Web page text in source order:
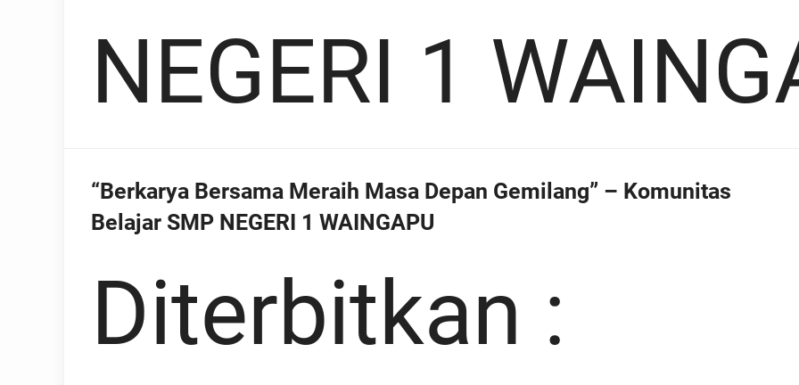
NEGERI 1
“Berkarya Bersama Meraih Masa Depan Gemilang” – Komunitas
Belajar SMP NEGERI 1 WAINGAPU
Diterbitkan :